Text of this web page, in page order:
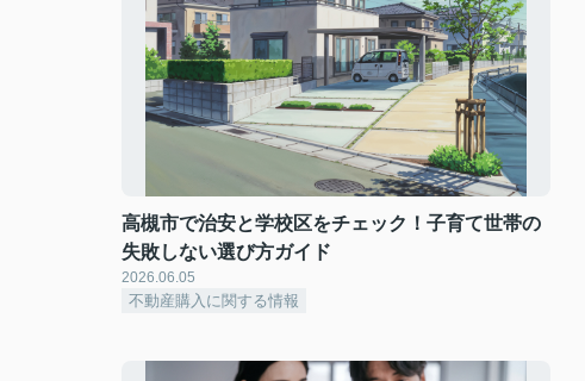
高槻市で治安と学校区をチェック！子育て世帯の
失敗しない選び方ガイド
2026.06.05
不動産購入に関する情報